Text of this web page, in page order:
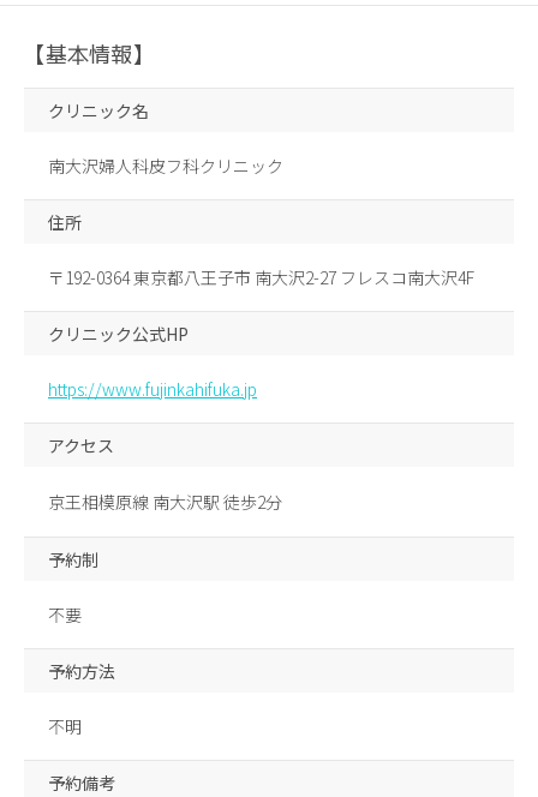
【基本情報】
クリニック名
南大沢婦人科皮フ科クリニック
住所
〒192-0364 東京都八王子市 南大沢2-27 フレスコ南大沢4F
クリニック公式HP
https://www.fujinkahifuka.jp
アクセス
京王相模原線 南大沢駅 徒歩2分
予約制
不要
予約方法
不明
予約備考